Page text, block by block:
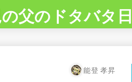
父のドタバタ
能登 孝昇